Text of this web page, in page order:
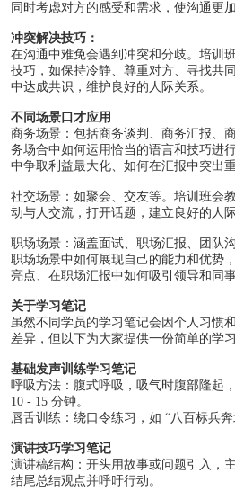
同时考虑对方的感受和需求，使沟通更加
冲突解决技巧：
在沟通中难免会遇到冲突和分歧。培训
技巧，如保持冷静、尊重对方、寻找共
中达成共识，维护良好的人际关系。
不同场景口才应用
商务场景：包括商务谈判、商务汇报、
务场合中如何运用恰当的语言和技巧进
中争取利益最大化、如何在汇报中突出重
社交场景：如聚会、交友等。培训班会
动与人交流，打开话题，建立良好的人
职场场景：涵盖面试、职场汇报、团队
职场场景中如何展现自己的能力和优势
亮点、在职场汇报中如何吸引领导和同事
关于学习笔记
虽然不同学员的学习笔记会因个人习惯
差异，但以下为大家提供一份简单的学
基础发声训练学习笔记
呼吸方法：腹式呼吸，吸气时腹部隆起
10 - 15 分钟。
唇舌训练：绕口令练习，如 “八百标兵奔
演讲技巧学习笔记
演讲稿结构：开头用故事或问题引入，
结尾总结观点并呼吁行动。